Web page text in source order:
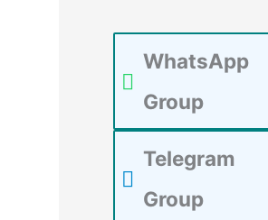
WhatsApp
Group
Telegram
Group